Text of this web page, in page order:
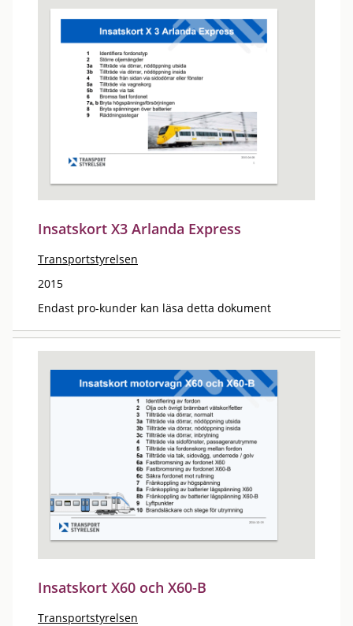
Insatskort X3 Arlanda Express
Transportstyrelsen
2015
Endast pro-kunder kan läsa detta dokument
Insatskort X60 och X60-B
Transportstyrelsen